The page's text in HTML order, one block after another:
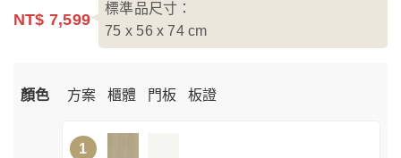
NT$ 7,599
標準品尺寸：
75 x 56 x 74cm
顏色 方案 櫃體 門板 板證
1